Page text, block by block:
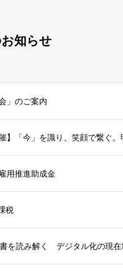
知らせ
」のご案内
】「今」を識り、笑顔で繋ぐ
用推進助成金
税
を読み解く デジタル化の現在